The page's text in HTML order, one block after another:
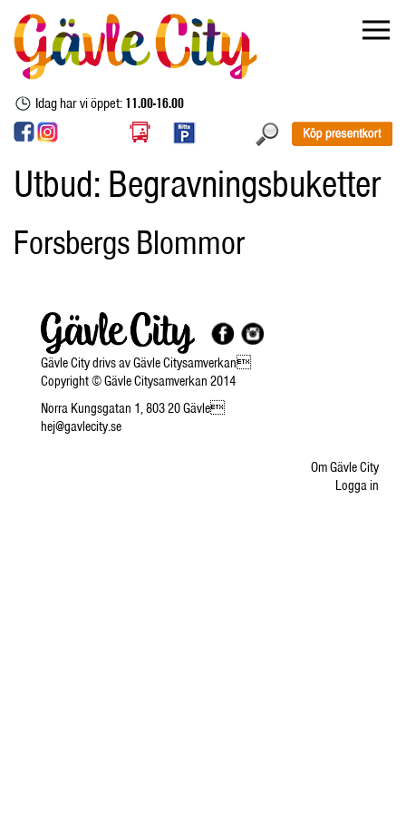
Idag har vi öppet:11.00-16.00
Utbud: Begravningsbuketter
Forsbergs Blommor
Gävle City drivs av Gävle Citysamverkan
Copyright © Gävle Citysamverkan 2014
Norra Kungsgatan 1, 803 20 Gävle
hej@gavlecity.se
Om Gävle City
Logga in